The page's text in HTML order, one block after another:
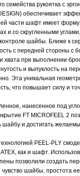
семейства рукоятка с
обеспечивает
части шафт имеет форму
и со скругленными
шайбы. Ближе к
с передней стороны с
хвата при выполнении
и выпуклость на
Эта уникальная
что повышает силу и
нанесенное под
FT MICROFEEL 2
и достигать
PEEL-PLY
как и шафт.
позволили создать
шайбы, простота